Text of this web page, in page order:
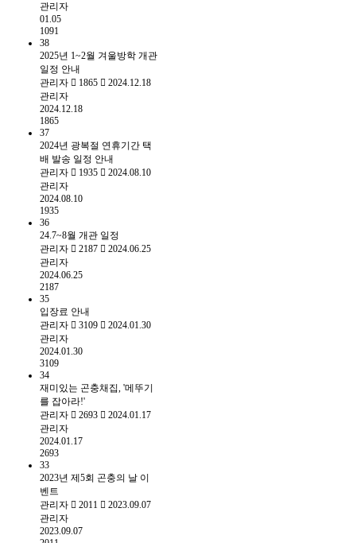
관리자
01.05
1091
38
2025년 1~2월 겨울방학 개관
일정 안내
관리자
1865
2024.12.18
관리자
2024.12.18
1865
37
2024년 광복절 연휴기간 택
배 발송 일정 안내
관리자
1935
2024.08.10
관리자
2024.08.10
1935
36
24.7~8월 개관 일정
관리자
2187
2024.06.25
관리자
2024.06.25
2187
35
입장료 안내
관리자
3109
2024.01.30
관리자
2024.01.30
3109
34
재미있는 곤충채집, '메뚜기
를 잡아라!'
관리자
2693
2024.01.17
관리자
2024.01.17
2693
33
2023년 제5회 곤충의 날 이
벤트
관리자
2011
2023.09.07
관리자
2023.09.07